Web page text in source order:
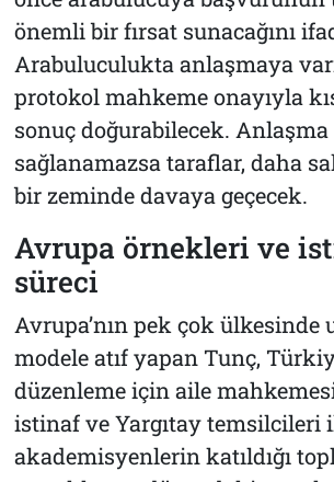
önemli bir fırsat sunacağını
Arabuluculukta anlaşmaya
protokol mahkeme onayıyla
sonuç doğurabilecek. Anlaşma
sağlanamazsa taraflar, daha
bir zeminde davaya geçecek.
Avrupa örnekleri ve
süreci
Avrupa’nın pek çok ülkesinde
modele atıf yapan Tunç,
düzenleme için aile
istinaf ve Yargıtay temsilcileri
akademisyenlerin katıldığı